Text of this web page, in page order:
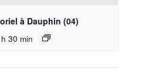
à Dauphin (04)
30 min